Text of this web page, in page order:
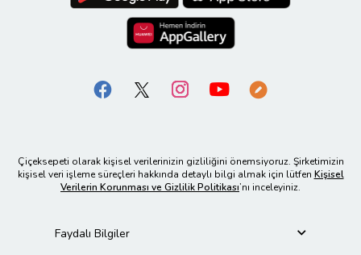
Çiçeksepeti olarak kişisel verilerinizin gizliliğini önemsiyoruz. Şirketimizin
kişisel veri işleme süreçleri hakkında detaylı bilgi almak için lütfen Kişisel
Verilerin Korunması ve Gizlilik Politikası’nı inceleyiniz.
Faydalı Bilgiler